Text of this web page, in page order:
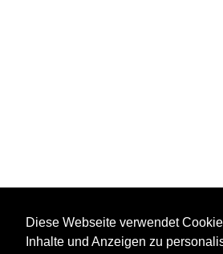
Diese Webseite verwendet
Inhalte und Anzeigen zu